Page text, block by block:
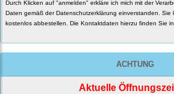
Durch Klicken auf "anmelden" erkläre ich mich mit der
Daten gemäß der Datenschutzerklärung einverstanden. Sie
kostenlos abbestellen. Die Kontaktdaten hierzu finden Sie
ACHTUNG
Aktuelle